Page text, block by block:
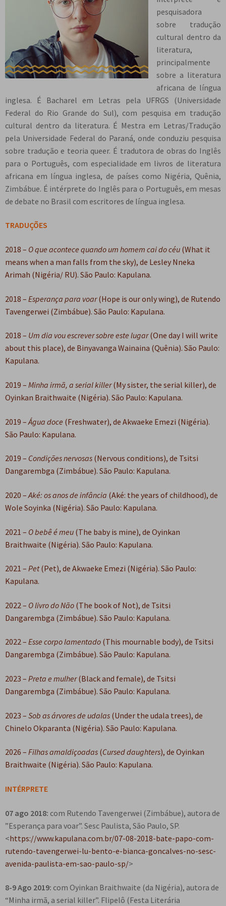
n
u
d
e
s
c
e
n
d
e
n
t
e
m
e
n
u
d
e
s
c
n
d
i
r
m
e
n
u
d
e
s
c
e
n
d
e
p
a
n
d
i
r
m
e
n
u
d
e
s
c
e
n
t
e
pesquisadora
sobre tradução
cultural dentro da
literatura,
principalmente
sobre a literatura
africana de língua
inglesa. É Bacharel em Letras pela UFRGS (Universidade
Federal do Rio Grande do Sul), com pesquisa em tradução
cultural dentro da literatura. É Mestra em Letras/Tradução
pela Universidade Federal do Paraná, onde conduziu pesquisa
sobre tradução e teoria queer. É tradutora de obras do Inglês
para o Português, com especialidade em livros de literatura
africana em língua inglesa, de países como Nigéria, Quênia,
Zimbábue. É intérprete do Inglês para o Português, em mesas
de debate no Brasil com escritores de língua inglesa.
TRADUÇÕES
2018 – O que acontece quando um homem cai do céu (What it
means when a man falls from the sky), de Lesley Nneka
Arimah (Nigéria/ RU). São Paulo: Kapulana.
2018 – Esperança para voar(Hope is our only wing), de Rutendo
Tavengerwei (Zimbábue). São Paulo: Kapulana.
2018 – Um dia vou escrever sobre este lugar(One day I will write
about this place), de Binyavanga Wainaina (Quênia). São Paulo:
Kapulana.
2019 – Minha irmã, a serial killer(My sister, the serial killer), de
Oyinkan Braithwaite (Nigéria). São Paulo: Kapulana.
2019 – Água doce (Freshwater), de Akwaeke Emezi (Nigéria).
São Paulo: Kapulana.
2019 – Condições nervosas (Nervous conditions), de Tsitsi
Dangarembga (Zimbábue). São Paulo: Kapulana.
2020 – Aké: os anos de infância (Aké: the years of childhood), de
Wole Soyinka (Nigéria). São Paulo: Kapulana.
2021 – O bebê é meu (The baby is mine), de Oyinkan
Braithwaite (Nigéria). São Paulo: Kapulana.
2021 – Pet(Pet), de Akwaeke Emezi (Nigéria). São Paulo:
Kapulana.
2022 – O livro do Não (The book of Not), de Tsitsi
Dangarembga (Zimbábue). São Paulo: Kapulana.
2022 – Esse corpo lamentado (This mournable body), de Tsitsi
Dangarembga (Zimbábue). São Paulo: Kapulana.
2023 – Preta e mulher(Black and female), de Tsitsi
Dangarembga (Zimbábue). São Paulo: Kapulana.
2023 – Sob as árvores de udalas (Under the udala trees), de
Chinelo Okparanta (Nigéria). São Paulo: Kapulana.
2026 – Filhas amaldiçoadas (Cursed daughters), de Oyinkan
Braithwaite (Nigéria). São Paulo: Kapulana.
INTÉRPRETE
07 ago 2018: com Rutendo Tavengerwei (Zimbábue), autora de
”Esperança para voar”. Sesc Paulista, São Paulo, SP.
<https://www.kapulana.com.br/07-08-2018-bate-papo-com-
rutendo-tavengerwei-lu-bento-e-bianca-goncalves-no-sesc-
avenida-paulista-em-sao-paulo-sp/>
8-9 Ago 2019: com Oyinkan Braithwaite (da Nigéria), autora de
“Minha irmã, a serial killer”. Flipelô (Festa Literária